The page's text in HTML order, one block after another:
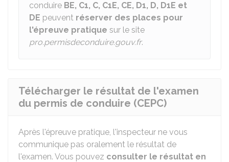
conduire BE, C1, C, C1E, CE, D1, D, D1E et
DE peuvent réserver des places pour
l'épreuve pratique sur le site
pro.permisdeconduire.gouv.fr.
Télécharger le résultat de l'examen
du permis de conduire (CEPC)
Après l'épreuve pratique, l'inspecteur ne vous
communique pas oralement le résultat de
l'examen. Vous pouvez consulter le résultat en